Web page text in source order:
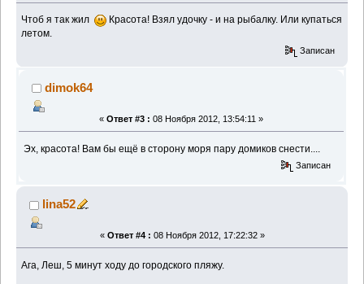
Чтоб я так жил
Красота! Взял удочку - и на рыбалку. Или купаться
летом.
Записан
dimok64
« Ответ #3 : 08 Ноября 2012, 13:54:11 »
Эх, красота! Вам бы ещё в сторону моря пару домиков снести....
Записан
lina52
« Ответ #4 : 08 Ноября 2012, 17:22:32 »
Ага, Леш, 5 минут ходу до городского пляжу.